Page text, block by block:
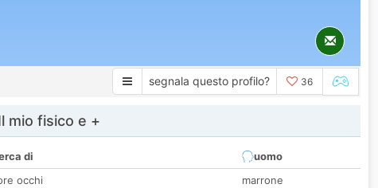
segnala questo profilo? 36
mio fisico e +
di
uomo
occhi
marrone